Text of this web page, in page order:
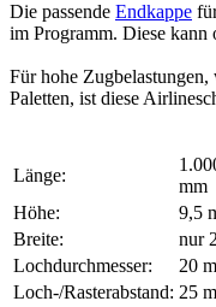
Die passende Endkappe
im Programm. Diese kann
Für hohe
Paletten, ist diese
Länge:
mm
Höhe:
9,5
Breite:
nur
Lochdurchmesser:
20
Loch-/Rasterabstand: 25